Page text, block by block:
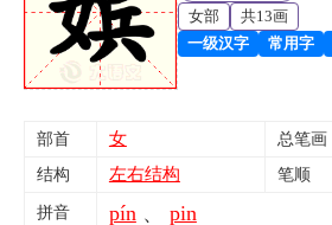
女部
共13画
一级汉字
常用字
部首 女 总笔画
结构 左右结构 笔顺
拼音 pín、 pin